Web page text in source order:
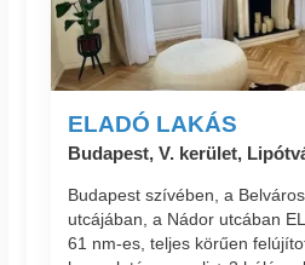
ELADÓ LAKÁS
Budapest, V. kerület,
Budapest szívében, a
utcájában, a Nádor utcában
61 nm-es, teljes körűen